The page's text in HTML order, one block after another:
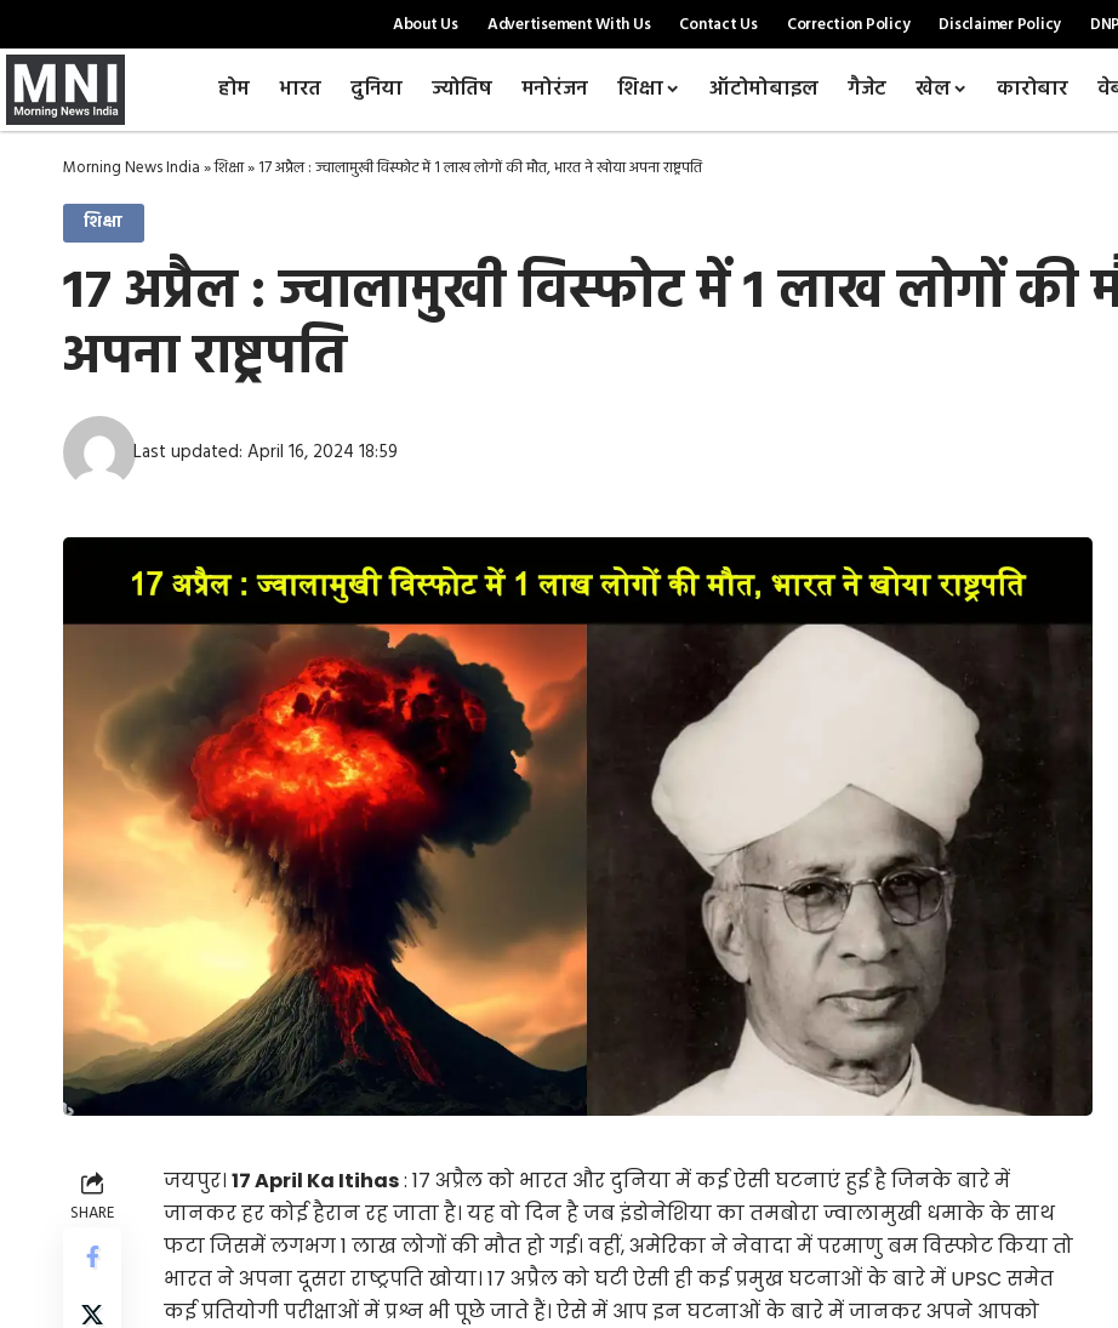
About Us Advertisement With Us Contact Us Correction Policy Disclaimer Policy
होम भारत दुनिया ज्योतिष मनोरंजन शिक्षा ऑटोमोबाइल गैजेट खेल कारोबार
Morning News India»शिक्षा»17 अप्रैल : ज्वालामुखी विस्फोट में 1 लाख लोगों की मौत, भारत ने खोया अपना राष्ट्रपति
शिक्षा
17 अप्रैल : ज्वालामुखी विस्फोट में 1 लाख लोगों की
अपना राष्ट्रपति
Last updated: April 16, 2024 18:59
SHARE
जयपुर।17 April Ka Itihas: 17 अप्रैल को भारत और दुनिया में कई ऐसी घटनाएं हुई है जिनके बारे में
जानकर हर कोई हैरान रह जाता है। यह वो दिन है जब इंडोनेशिया का तमबोरा ज्वालामुखी धमाके के साथ
फटा जिसमें लगभग 1 लाख लोगों की मौत हो गई। वहीं, अमेरिका ने नेवादा में परमाणु बम विस्फोट किया तो
भारत ने अपना दूसरा राष्ट्रपति खोया। 17 अप्रैल को घटी ऐसी ही कई प्रमुख घटनाओं के बारे में UPSC समेत
कई प्रतियोगी परीक्षाओं में प्रश्न भी पूछे जाते हैं। ऐसे में आप इन घटनाओं के बारे में जानकर अपने आपको